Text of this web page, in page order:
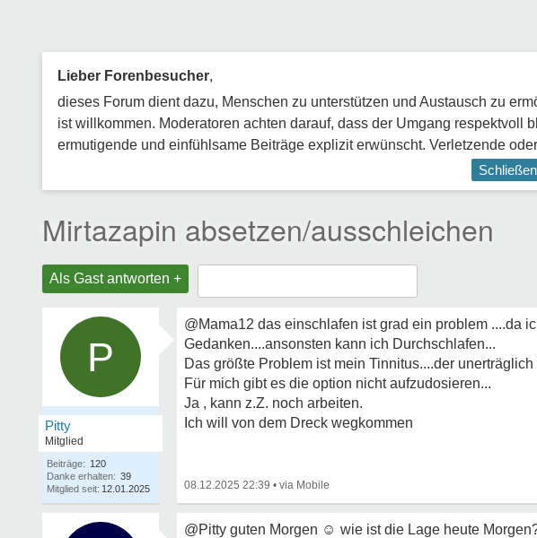
Lieber Forenbesucher,
dieses Forum dient dazu, Menschen zu unterstützen und Austausch zu
ist willkommen. Moderatoren achten darauf, dass der Umgang respektvoll
ermutigende und einfühlsame Beiträge explizit erwünscht. Verletzende
Schließen
Mirtazapin absetzen/ausschleichen
Als Gast antworten +
P
Pitty
Mitglied
Beiträge: 120
Danke erhalten: 39
Mitglied seit: 12.01.2025
@Mama12 das einschlafen ist grad ein problem ....da
Gedanken....ansonsten kann ich Durchschlafen...
Das größte Problem ist mein Tinnitus....der
Für mich gibt es die option nicht aufzudosieren...
Ja , kann z.Z. noch arbeiten.
Ich will von dem Dreck wegkommen
08.12.2025 22:39 •
@Pitty guten Morgen ☺ wie ist die Lage heute